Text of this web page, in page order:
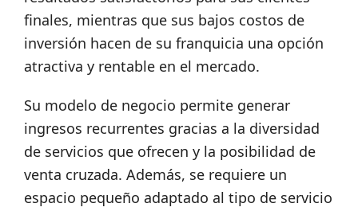
finales, mientras que sus bajos costos de
inversión hacen de su franquicia una opción
atractiva y rentable en el mercado.
Su modelo de negocio permite generar
ingresos recurrentes gracias a la diversidad
de servicios que ofrecen y la posibilidad de
venta cruzada. Además, se requiere un
espacio pequeño adaptado al tipo de servicio